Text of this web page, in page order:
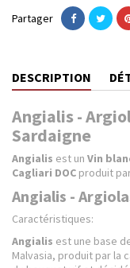
Partager
DESCRIPTION
Angialis -
Sardaigne
Angialis est un Vin
Cagliari DOC produit
Angialis -
Caractéristiques:
Angialis est une base
Malvasia, produit par la